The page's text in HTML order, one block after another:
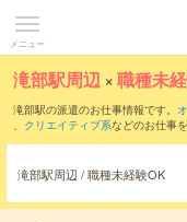
メニュー
滝部駅周辺 ×職種未
滝部駅の派遣のお仕事情報です。
、 クリエイティブ系などのお仕事
滝部駅周辺 / 職種未経験OK